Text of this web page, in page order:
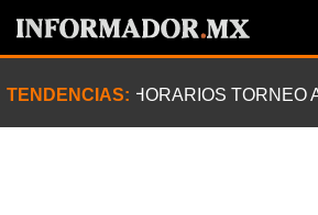
TENDENCIAS: HORARIOS TORNEO